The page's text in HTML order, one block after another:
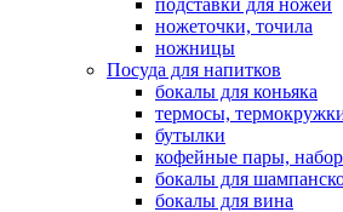
подставки для ножей
ножеточки, точила
ножницы
Посуда для напитков
бокалы для коньяка
термосы,
бутылки
кофейные пары,
бокалы для
бокалы для вина